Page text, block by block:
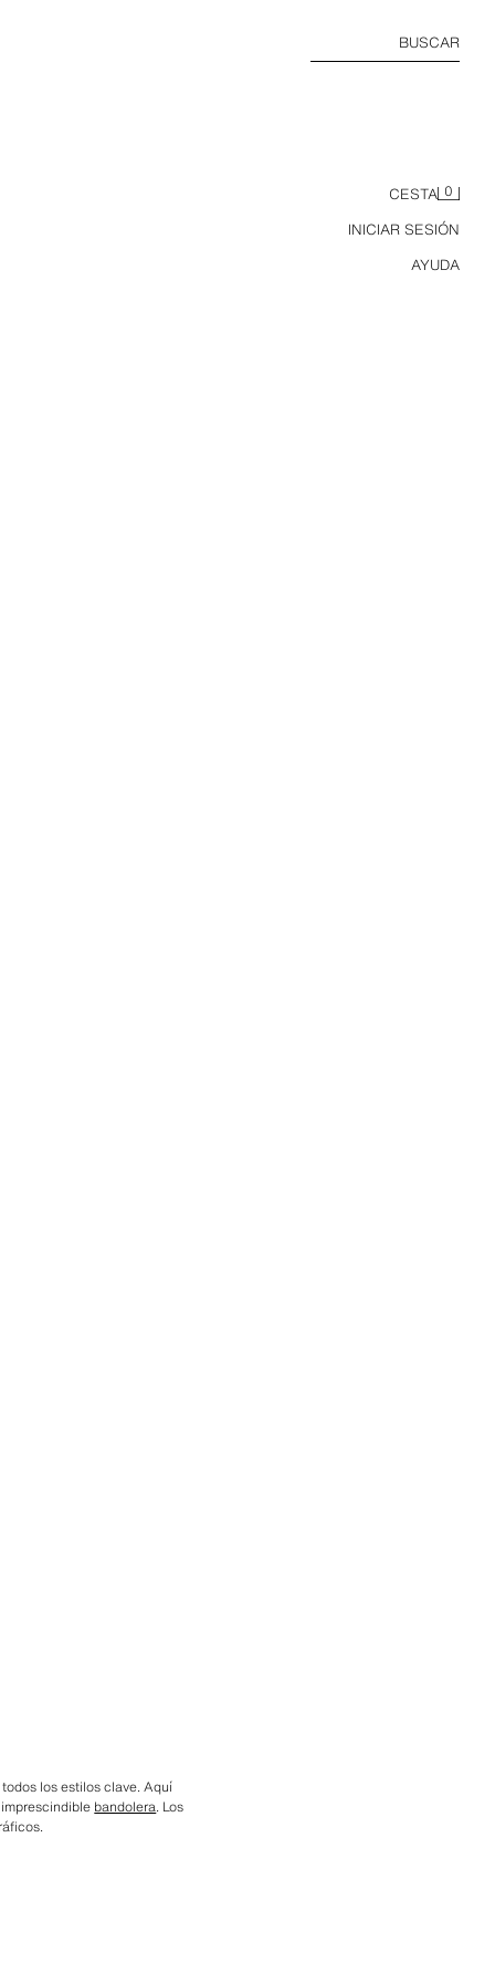
BUSCAR
CESTA 0
INICIAR SESIÓN
AYUDA
los estilos clave. Aquí
bandolera. Los